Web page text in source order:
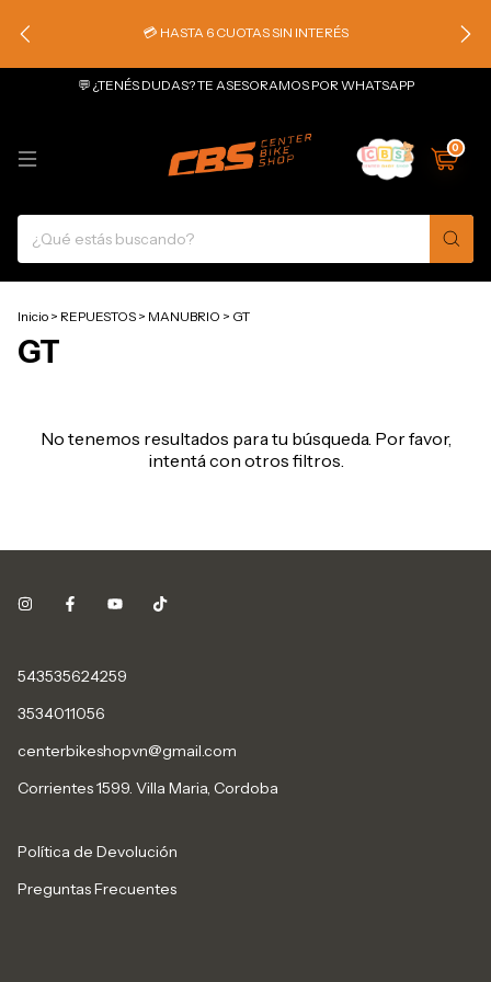
💳 HASTA 6 CUOTAS SIN INTERÉS
💬 ¿TENÉS DUDAS? TE ASESORAMOS POR WHATSAPP
0
Inicio > REPUESTOS > MANUBRIO > GT
GT
No tenemos resultados para tu búsqueda. Por favor,
intentá con otros filtros.
543535624259
3534011056
centerbikeshopvn@gmail.com
Corrientes 1599. Villa Maria, Cordoba
Política de Devolución
Preguntas Frecuentes